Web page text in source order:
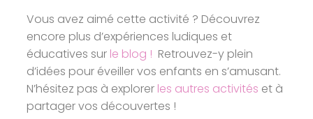
Vous avez aimé cette activité ? Découvrez
encore plus d’expériences ludiques et
éducatives sur le blog ! Retrouvez-y plein
d’idées pour éveiller vos enfants en s’amusant.
N’hésitez pas à explorer les autres activités et à
partager vos découvertes !